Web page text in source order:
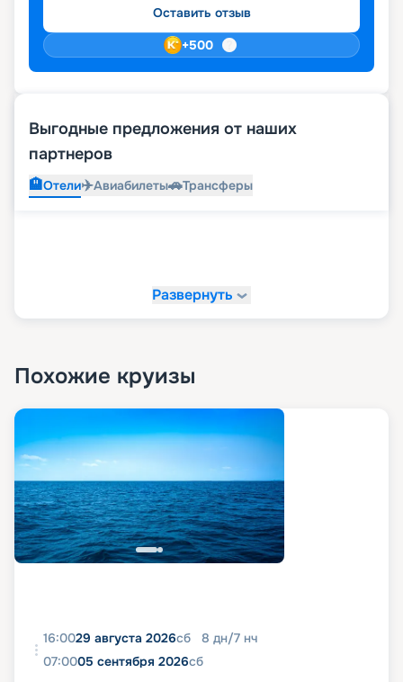
Оставить отзыв
+500
Выгодные предложения от наших
партнеров
🏨Отели✈️Авиабилеты🚗Трансферы
Развернуть
Похожие круизы
16:0029 августа 2026сб 8 дн/7 нч
07:0005 сентября 2026сб